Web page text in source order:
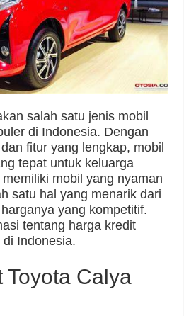
salah satu jenis mobil
di Indonesia. Dengan
fitur yang lengkap, mobil
tepat untuk keluarga
mobil yang nyaman
satu hal yang menarik dari
yang kompetitif.
tentang harga kredit
Indonesia.
Toyota Calya